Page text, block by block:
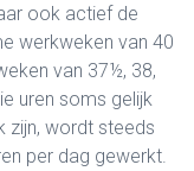
ook actief de
werkweken van 40
van 37½, 38,
uren soms gelijk
zijn, wordt steeds
per dag gewerkt.